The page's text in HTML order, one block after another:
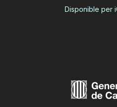
Disponible per